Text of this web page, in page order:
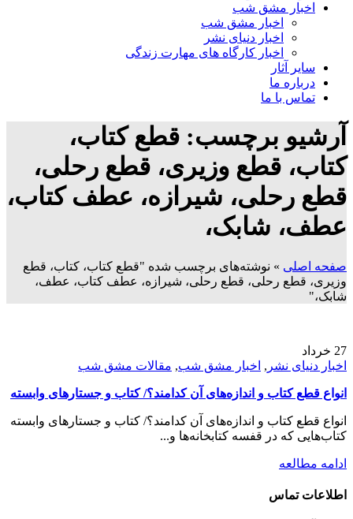
اخبار مشق شب
اخبار مشق شب
اخبار دنیای نشر
اخبار کارگاه های مهارت زندگی
سایر آثار
درباره ما
تماس با ما
آرشیو برچسب: قطع کتاب،
کتاب، قطع وزیری، قطع رحلی،
قطع رحلی، شیرازه، عطف کتاب،
عطف، شابک،
صفحه اصلی » نوشته‌های برچسب شده "قطع کتاب، کتاب، قطع
وزیری، قطع رحلی، قطع رحلی، شیرازه، عطف کتاب، عطف،
شابک،"
27 خرداد
اخبار دنیای نشر , اخبار مشق شب, مقالات مشق شب
انواع قطع کتاب و اندازه‌های آن کدامند؟/ کتاب و جستارهای وابسته
انواع قطع کتاب و اندازه‌های آن کدامند؟/ کتاب و جستارهای وابسته
کتاب‌هایی که در قفسه کتابخانه‌ها و...
ادامه مطالعه
اطلاعات تماس